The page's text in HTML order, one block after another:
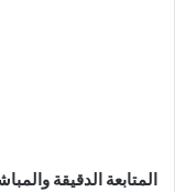
المتابعة الدقيقة